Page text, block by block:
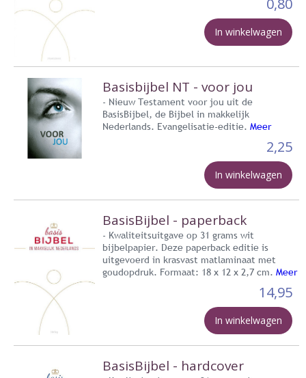
In winkelwagen
Basisbijbel NT - voor jou
- Nieuw Testament voor jou uit de
BasisBijbel, de Bijbel in makkelijk
Nederlands. Evangelisatie-editie. Meer
2,25
In winkelwagen
BasisBijbel - paperback
- Kwaliteitsuitgave op 31 grams wit
bijbelpapier. Deze paperback editie is
uitgevoerd in krasvast matlaminaat met
goudopdruk. Formaat: 18 x 12 x 2,7 cm. Meer
14,95
In winkelwagen
BasisBijbel - hardcover